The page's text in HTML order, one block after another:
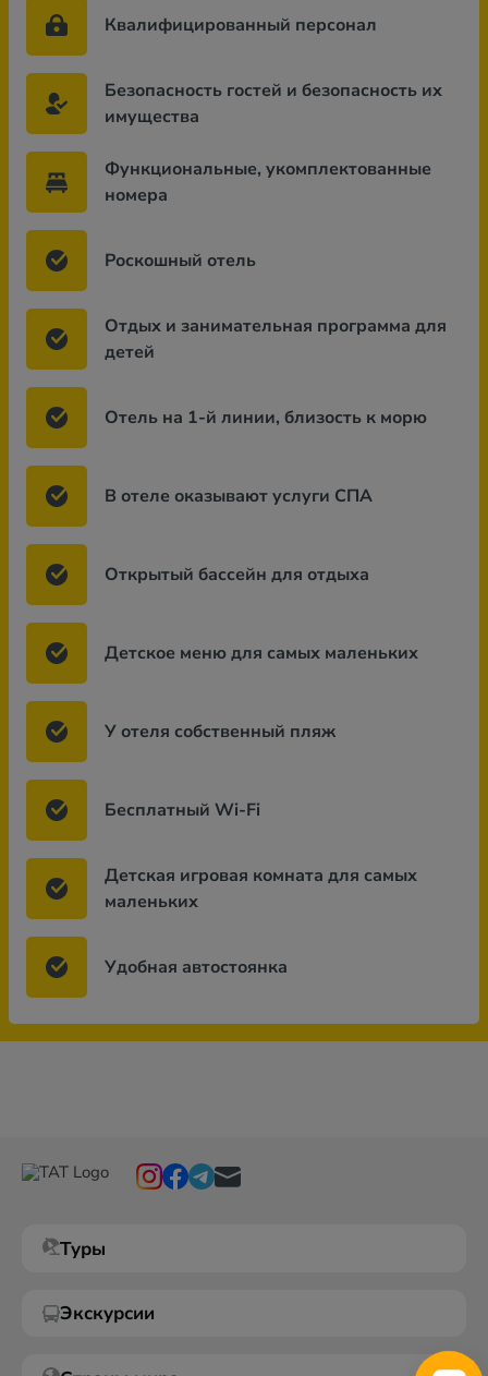
Квалифицированный персонал
Безопасность гостей и безопасность их
имущества
Функциональные, укомплектованные
номера
Роскошный отель
Отдых и занимательная программа для
детей
Отель на 1-й линии, близость к морю
В отеле оказывают услуги СПА
Открытый бассейн для отдыха
Детское меню для самых маленьких
У отеля собственный пляж
Бесплатный Wi-Fi
Детская игровая комната для самых
маленьких
Удобная автостоянка
Туры
Экскурсии